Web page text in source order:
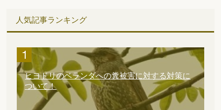
人気記事ランキング
ヒヨドリのベランダへの糞被害に対する対策に
ついて！